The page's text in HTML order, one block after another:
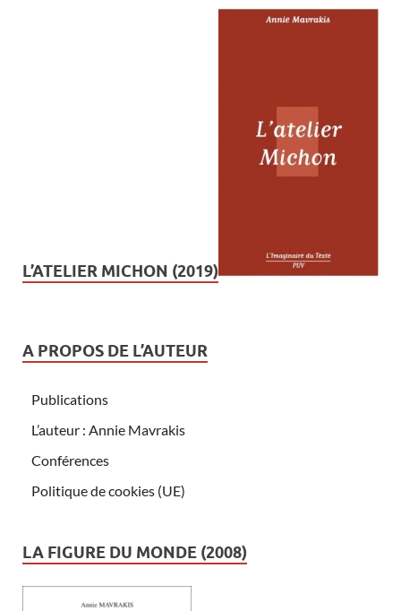
L’ATELIER MICHON (2019)
A PROPOS DE L’AUTEUR
Publications
L’auteur : Annie Mavrakis
Conférences
Politique de cookies (UE)
LA FIGURE DU MONDE (2008)